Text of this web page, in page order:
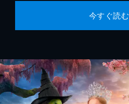
今すぐ読む